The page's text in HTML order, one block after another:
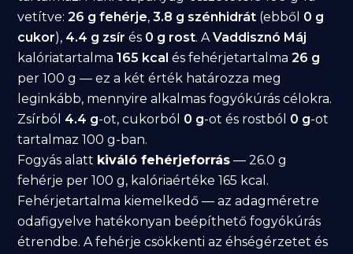
vetítve:26 g fehérje,3.8 g szénhidrát (ebből 0 g
cukor), 4.4 g zsír és 0 g rost. AVaddisznó Máj
kalóriatartalma165 kcal és fehérjetartalma26 g
per 100 g — ez a két érték határozza meg
leginkább, mennyire alkalmas fogyókúrás célokra.
Zsírból 4.4 g-ot, cukorból 0 g-ot és rostból 0 g-ot
tartalmaz 100 g-ban.
Fogyás alatt kiváló fehérjeforrás — 26.0 g
fehérje per 100 g, kalóriaértéke 165 kcal.
Fehérjetartalma kiemelkedő — az adagméretre
odafigyelve hatékonyan beépíthető fogyókúrás
étrendbe. A fehérje csökkenti az éhségérzetet és